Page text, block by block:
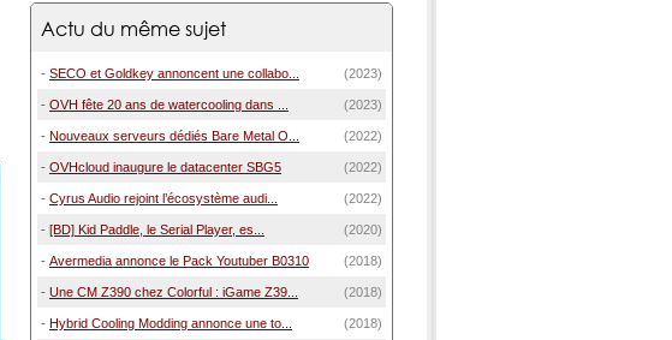
Actu du même sujet
- SECO et Goldkey annoncent une collabo... (2023)
- OVH fête 20 ans de watercooling dans ... (2023)
- Nouveaux serveurs dédiés Bare Metal O... (2022)
- OVHcloud inaugure le datacenter SBG5 (2022)
- Cyrus Audio rejoint l’écosystème audi... (2022)
- [BD] Kid Paddle, le Serial Player, es... (2020)
- Avermedia annonce le Pack Youtuber B0310 (2018)
- Une CM Z390 chez Colorful : iGame Z39... (2018)
- Hybrid Cooling Modding annonce une to... (2018)